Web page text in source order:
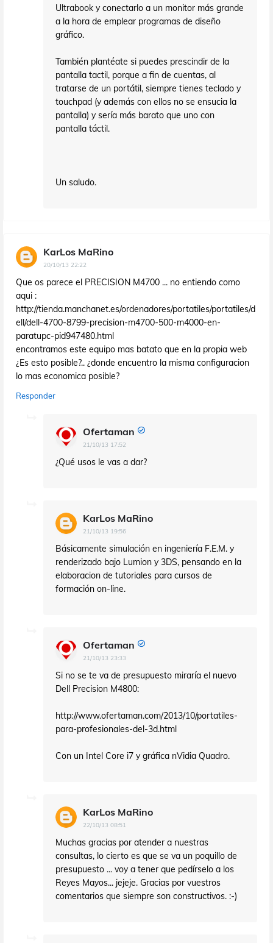
Ultrabook y conectarlo a un monitor más grande
a la hora de emplear programas de diseño
gráfico.
También plantéate si puedes prescindir de la
pantalla tactil, porque a fin de cuentas, al
tratarse de un portátil, siempre tienes teclado y
touchpad (y además con ellos no se ensucia la
pantalla) y sería más barato que uno con
pantalla táctil.
Un saludo.
KarLos MaRino
20/10/13 22:22
Que os parece el PRECISION M4700 ... no entiendo como
aqui :
http://tienda.manchanet.es/ordenadores/portatiles/portatiles/d
ell/dell-4700-8799-precision-m4700-500-m4000-en-
paratupc-pid947480.html
encontramos este equipo mas batato que en la propia web
¿Es esto posible?.. ¿donde encuentro la misma configuracion
lo mas economica posible?
Responder
Ofertaman
21/10/13 17:52
¿Qué usos le vas a dar?
KarLos MaRino
21/10/13 19:56
Básicamente simulación en ingeniería F.E.M. y
renderizado bajo Lumion y 3DS, pensando en la
elaboracion de tutoriales para cursos de
formación on-line.
Ofertaman
21/10/13 23:33
Si no se te va de presupuesto miraría el nuevo
Dell Precision M4800:
http://www.ofertaman.com/2013/10/portatiles-
para-profesionales-del-3d.html
Con un Intel Core i7 y gráfica nVidia Quadro.
KarLos MaRino
22/10/13 08:51
Muchas gracias por atender a nuestras
consultas, lo cierto es que se va un poquillo de
presupuesto ... voy a tener que pedírselo a los
Reyes Mayos... jejeje. Gracias por vuestros
comentarios que siempre son constructivos. :-)